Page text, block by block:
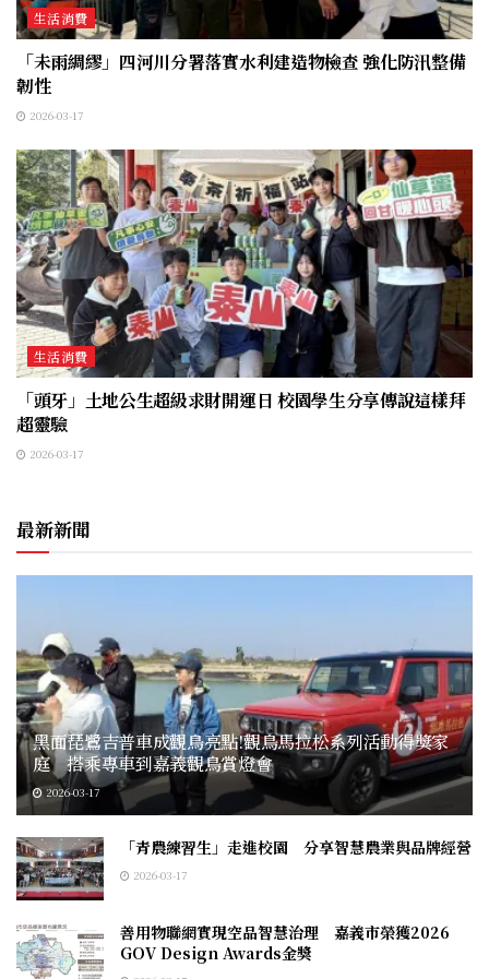
生活消費
「未雨綢繆」四河川分署落實水利建造物檢查 強化防汛整備
韌性
2026-03-17
生活消費
「頭牙」土地公生超級求財開運日 校園學生分享傳說這樣拜
超靈驗
2026-03-17
最新新聞
黑面琵鷺吉普車成觀鳥亮點!觀鳥馬拉松系列活動得獎家
庭 搭乘專車到嘉義觀鳥賞燈會
2026-03-17
「青農練習生」走進校園 分享智慧農業與品牌經營
2026-03-17
善用物聯網實現空品智慧治理 嘉義市榮獲2026
GOV Design Awards金獎